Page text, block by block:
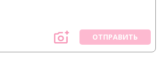
ОТПРАВИТЬ